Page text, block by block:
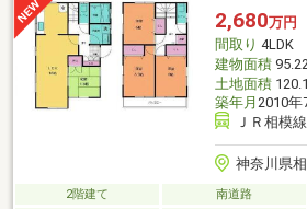
休日の過ごし方の幅が広がりそうます。●2
バルコニーが設置されています。●カース
種による)。
2,680万円
間取り 4LDK
建物面積
土地面積
築年月 2010年
ＪＲ相模
神奈川県
2階建て 南道路